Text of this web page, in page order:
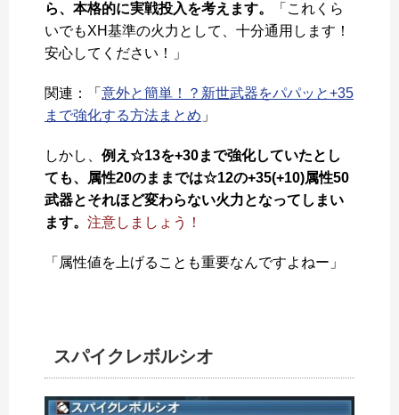
ら、本格的に実戦投入を考えます。
「これくら
いでもXH基準の火力として、十分通用します！
安心してください！」
関連：「 意外と簡単！？新世武器をパパッと+35
まで強化する方法まとめ 」
しかし、 例え☆13を+30まで強化していたとし
ても、属性20のままでは☆12の+35(+10)属性50
武器とそれほど変わらない火力となってしまい
ます。 注意しましょう！
「属性値を上げることも重要なんですよねー」
スパイクレボルシオ